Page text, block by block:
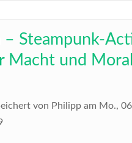
– Steampunk-
Macht und Moral
von Philipp am Mo.,